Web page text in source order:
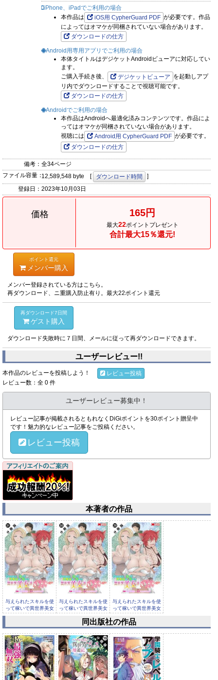
iPhone、iPadでご利用の場合
本作品は
iOS用 CypherGuard PDF が必要です。作品
によってはオマケが同梱されていない場合があります。
ダウンロードの仕方
Android用専用アプリでご利用の場合
本体タイトルはデジケットAndroidビューアに対応してい
ます。
ご購入手続き後、
デジケットビューア を起動しアプ
リ内でダウンロードすることで視聴可能です。
ダウンロードの仕方
Androidでご利用の場合
本作品はAndroidへ最適化済みコンテンツです。作品によ
ってはオマケが同梱されていない場合があります。
視聴には
Android用 CypherGuard PDF が必要です。
ダウンロードの仕方
備考： 全34ページ
ファイル容量：12,589,548 byte [ ダウンロード時間
]
登録日： 2023年10月03日
価格 165円
最大22ポイントプレゼント
合計最大15％還元!
ポイント還元
メンバー購入
メンバー登録されている方はこちら。
再ダウンロード、ニ重購入防止有り。最大22ポイント還元
再ダウンロード7日間
ゲスト購入
ダウンロード失敗時に７日間、メールに従って再ダウンロードできます。
ユーザーレビュー!!
本作品のレビューを投稿しよう！
レビュー投稿
レビュー数：全 0 件
ユーザーレビュー募集中！
レビュー記事が掲載されるともれなくDiGiポイントを30ポイント贈呈中
です！魅力的なレビュー記事をご投稿ください。
レビュー投稿
本著者の作品
与えられたスキルを使
って稼いで異世界美女
達とイチ...
与えられたスキルを使
って稼いで異世界美女
達とイチ...
与えられたスキルを使
って稼いで異世界美女
達とイチ...
同出版社の作品